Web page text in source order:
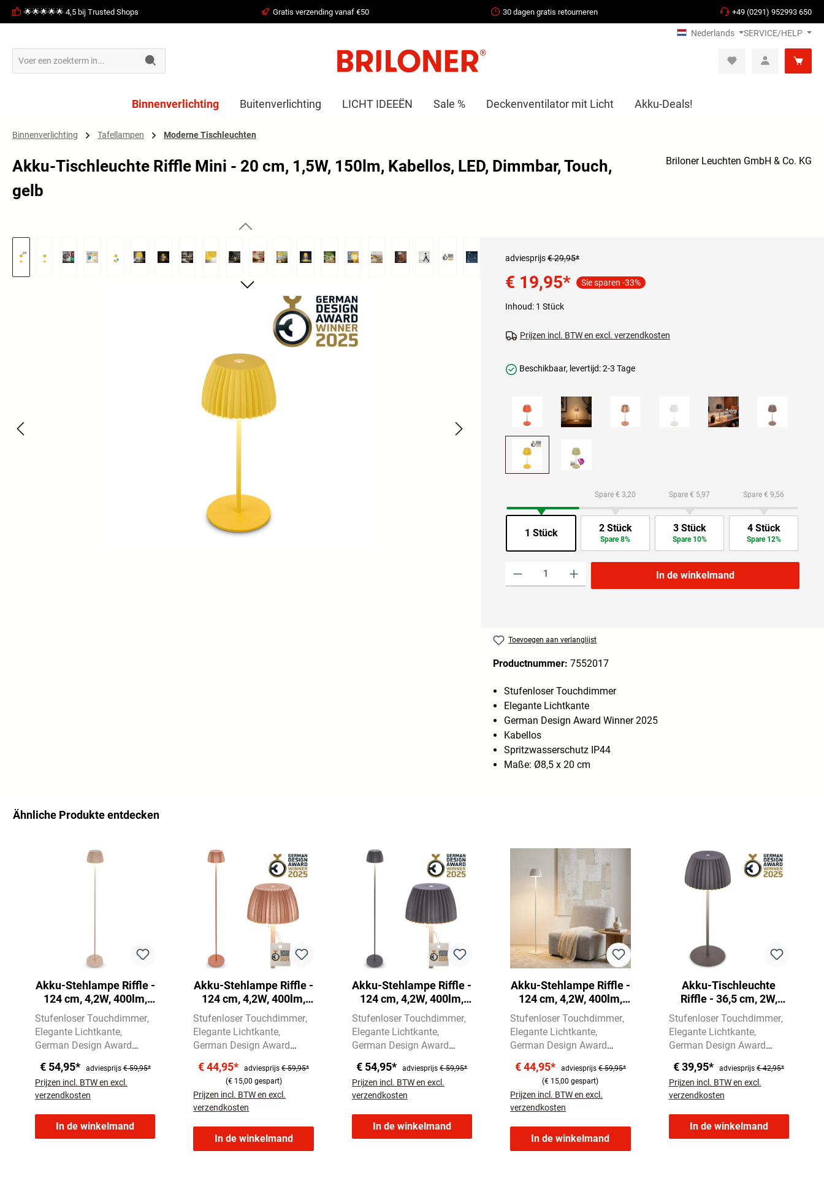
Ga naar de hoofdnavigatie
🌟🌟🌟🌟🌟 4,5 bij Trusted Shops Gratis verzending vanaf €50 30 dagen gratis retourneren +49 (0291) 952993 650
Nederlands SERVICE/HELP
Binnenverlichting Buitenverlichting LICHT IDEEËN Sale % Deckenventilator mit Licht Akku-Deals!
Binnenverlichting Tafellampen Moderne Tischleuchten
Akku-Tischleuchte Riffle Mini - 20 cm, 1,5W, 150lm, Kabellos, LED, Dimmbar, Touch,
gelb
Briloner Leuchten GmbH & Co. KG
adviesprijs€ 29,95*
€ 19,95* Sie sparen -33%
Inhoud: 1 Stück
Prijzen incl. BTW en excl. verzendkosten
Beschikbaar, levertijd: 2-3 Tage
1 Stück
Spare € 3,20
2 Stück
Spare 8%
Spare € 5,97
3 Stück
Spare 10%
Spare € 9,56
4 Stück
Spare 12%
In de winkelmand
Toevoegen aan verlanglijst
Productnummer: 7552017
Stufenloser Touchdimmer
Elegante Lichtkante
German Design Award Winner 2025
Kabellos
Spritzwasserschutz IP44
Maße: Ø8,5 x 20 cm
Ähnliche Produkte entdecken
Akku-Stehlampe Riffle -
124 cm, 4,2W, 400lm,
Kabellos, LED, Dimmbar,
Touch, Beige
Stufenloser Touchdimmer
Elegante Lichtkante
German Design Award
€ 54,95* adviesprijs€ 59,95*
Prijzen incl. BTW en excl.
verzendkosten
In de winkelmand
Akku-Stehlampe Riffle -
124 cm, 4,2W, 400lm,
Kabellos, LED, Dimmbar,
Touch, Kupferfarben
Stufenloser Touchdimmer
Elegante Lichtkante
German Design Award
€ 44,95* adviesprijs€ 59,95*
(€ 15,00 gespart)
Prijzen incl. BTW en excl.
verzendkosten
In de winkelmand
Akku-Stehlampe Riffle -
124 cm, 4,2W, 400lm,
LED, Kabellos, Dimmbar,
Touch, Anthrazit
Stufenloser Touchdimmer
Elegante Lichtkante
German Design Award
€ 54,95* adviesprijs€ 59,95*
Prijzen incl. BTW en excl.
verzendkosten
In de winkelmand
Akku-Stehlampe Riffle -
124 cm, 4,2W, 400lm,
LED, Kabellos, Dimmbar,
Touch, Weiß
Stufenloser Touchdimmer
Elegante Lichtkante
German Design Award
€ 44,95* adviesprijs€ 59,95*
(€ 15,00 gespart)
Prijzen incl. BTW en excl.
verzendkosten
In de winkelmand
Akku-Tischleuchte
Riffle - 36,5 cm, 2W,
200lm, kabellos, LED,
Dimmbar, Touch,
Anthrazit
Stufenloser Touchdimmer
Elegante Lichtkante
German Design Award
€ 39,95* adviesprijs€ 42,95*
Prijzen incl. BTW en excl.
verzendkosten
In de winkelmand